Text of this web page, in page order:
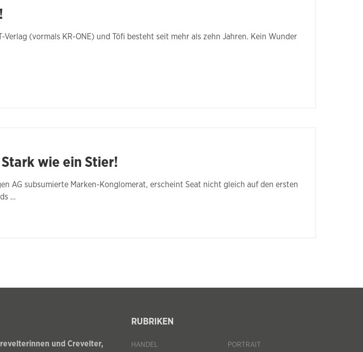
Verlag (vormals KR-ONE) und Töfi besteht seit mehr als zehn Jahren. Kein Wunder
wie ein Stier!
AG subsumierte Marken-Konglomerat, erscheint Seat nicht gleich auf den ersten
…
und Crevelter,
RUBRIKEN
HANDEL PORTRAIT